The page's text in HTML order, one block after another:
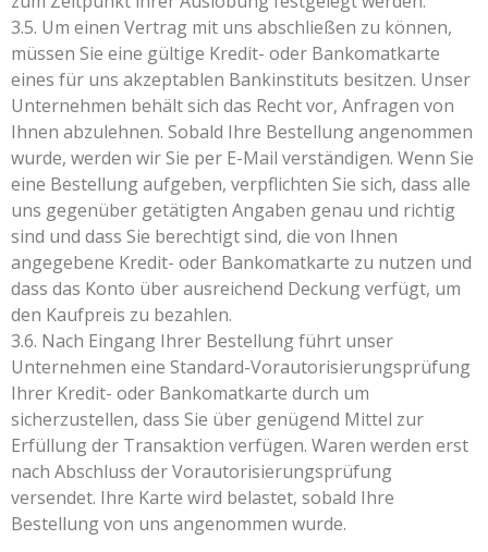
3.5. Um einen Vertrag mit uns abschließen zu können,
müssen Sie eine gültige Kredit- oder Bankomatkarte
eines für uns akzeptablen Bankinstituts besitzen. Unser
Unternehmen behält sich das Recht vor, Anfragen von
Ihnen abzulehnen. Sobald Ihre Bestellung angenommen
wurde, werden wir Sie per E-Mail verständigen. Wenn Sie
eine Bestellung aufgeben, verpflichten Sie sich, dass alle
uns gegenüber getätigten Angaben genau und richtig
sind und dass Sie berechtigt sind, die von Ihnen
angegebene Kredit- oder Bankomatkarte zu nutzen und
dass das Konto über ausreichend Deckung verfügt, um
den Kaufpreis zu bezahlen.
3.6. Nach Eingang Ihrer Bestellung führt unser
Unternehmen eine Standard-Vorautorisierungsprüfung
Ihrer Kredit- oder Bankomatkarte durch um
sicherzustellen, dass Sie über genügend Mittel zur
Erfüllung der Transaktion verfügen. Waren werden erst
nach Abschluss der Vorautorisierungsprüfung
versendet. Ihre Karte wird belastet, sobald Ihre
Bestellung von uns angenommen wurde.